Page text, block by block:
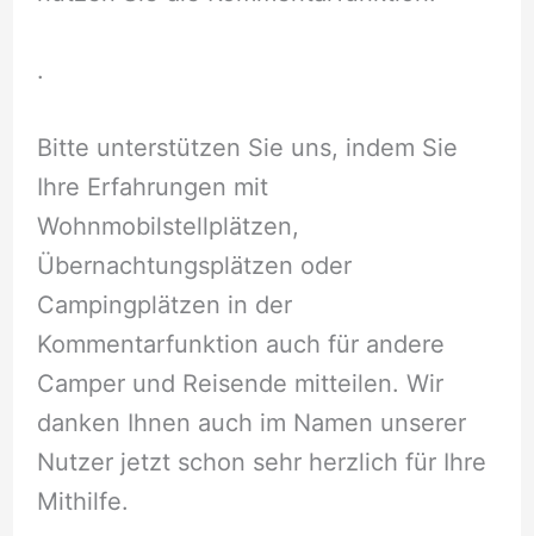
.
Bitte unterstützen Sie uns, indem Sie
Ihre Erfahrungen mit
Wohnmobilstellplätzen,
Übernachtungsplätzen oder
Campingplätzen in der
Kommentarfunktion auch für andere
Camper und Reisende mitteilen. Wir
danken Ihnen auch im Namen unserer
Nutzer jetzt schon sehr herzlich für Ihre
Mithilfe.